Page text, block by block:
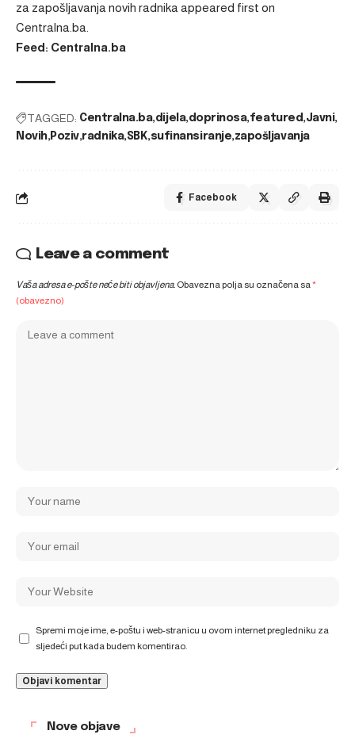
za zapošljavanja novih radnika appeared first on
Centralna.ba
Feed: Centralna.ba
TAGGED: Centralna.ba dijela doprinosa featured Javni
Novih Poziv radnika SBK sufinansiranje zapošljavanja
Facebook
Leave a comment
Vaša adresa e-pošte neće biti objavljena. Obavezna polja su označena sa*
(obavezno)
Spremi moje ime, e-poštu i web-stranicu u ovom internet pregledniku za
sljedeći put kada budem komentirao.
Nove objave